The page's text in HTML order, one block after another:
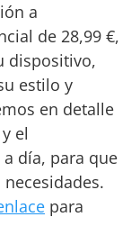
a
de 28,99 €,
dispositivo,
estilo y
en detalle
el
día, para que
para